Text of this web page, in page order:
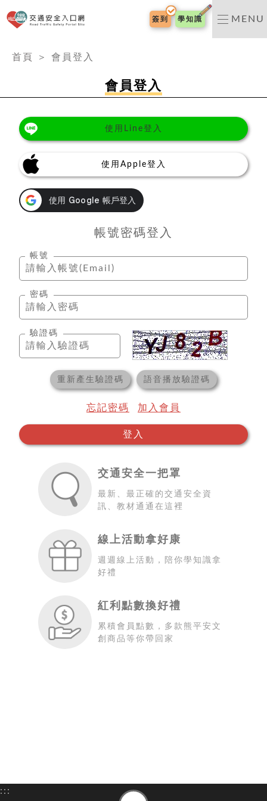
交通安全入口網
簽到 學知識 MENU
首頁
＞ 會員登入
會員登入
交通安全一把罩
最新、最正確的交通安全資
訊、教材通通在這裡
線上活動拿好康
週週線上活動，陪你學知識拿
好禮
紅利點數換好禮
累積會員點數，多款熊平安文
創商品等你帶回家
使用Line登入
使用Apple登入
帳號密碼登入
帳號
密碼
驗證碼
重新產生驗證碼 語音播放驗證碼
忘記密碼 加入會員
登入
:::